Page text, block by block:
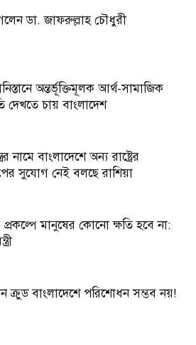
ডা. জাফরুল্লাহ চৌধুরী
অন্তর্ভূক্তিমূলক আর্থ-সামাজিক
দেখতে চায় বাংলাদেশ
নামে বাংলাদেশে অন্য রাষ্ট্রের
সুযোগ নেই বলছে রাশিয়া
মানুষের কোনো ক্ষতি হবে না:
ক্রুড বাংলাদেশে পরিশোধন সম্ভব নয়!